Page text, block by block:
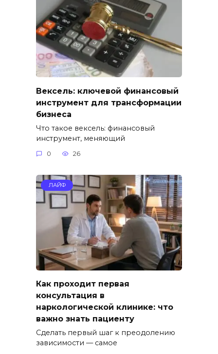
Вексель: ключевой финансовый
инструмент для трансформации
бизнеса
Что такое вексель: финансовый
инструмент, меняющий
0 26
ЛАЙФ
Как проходит первая
консультация в
наркологической клинике: что
важно знать пациенту
Сделать первый шаг к преодолению
зависимости — самое